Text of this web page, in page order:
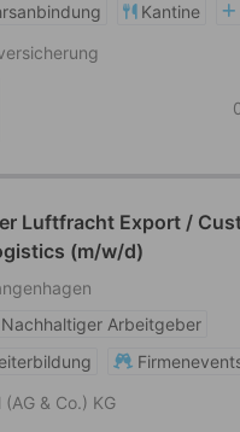
Kantine
Luftfracht Export /
(m/w/d)
Nachhaltiger Arbeitgeber
& Co.) KG